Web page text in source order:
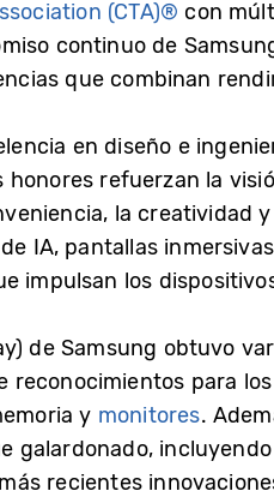
(CTA)® con
continuo de
que combinan
en diseño e
refuerzan la
la creatividad
IA, pantallas
impulsan los
de Samsung obtuvo
reconocimientos para
y monitores.
galardonado,
recientes